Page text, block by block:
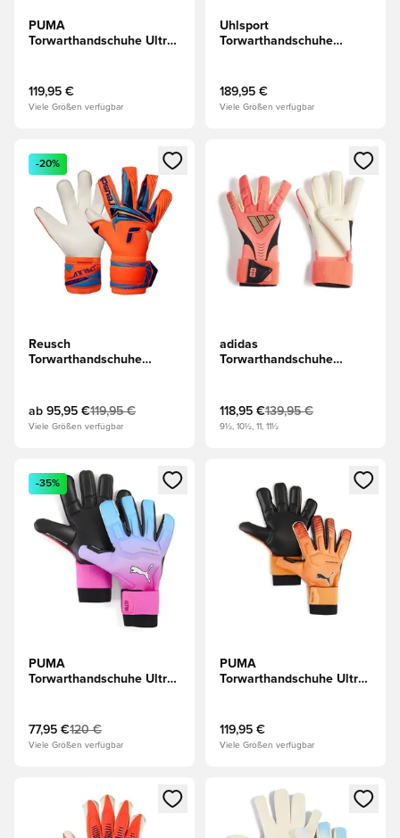
PUMA
Torwarthandschuhe Ultra
119,95 €
Viele Größen verfügbar
Uhlsport
Torwarthandschuhe
Rot/Weiß/Gelb
189,95 €
Viele Größen verfügbar
Öffnet ein neues Fenster zum Anmelden oder Registrieren
-20%
Reusch
Torwarthandschuhe
Orange/Blau
ab 95,95 €119,95 €
Viele Größen verfügbar
Öffnet ein neues Fenster
adidas
Torwarthandschuhe
Turbo/Weiß/Gold
118,95 €139,95 €
9½, 10½, 11, 11½
Öffnet ein neues Fenster zum Anmelden oder Registrieren
-35%
PUMA
Torwarthandschuhe Ultra
Blau/Pink/Schwarz
77,95 €120 €
Viele Größen verfügbar
Öffnet ein neues Fenster
PUMA
Torwarthandschuhe Ultra
119,95 €
Viele Größen verfügbar
Öffnet ein neues Fenster zum Anmelden oder Registrieren
Öffnet ein neues Fenster